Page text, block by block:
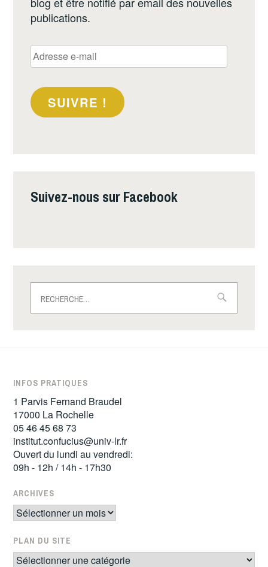
publications.
Adresse
e-
SUIVRE !
Suivez-nous sur Facebook
INFOS PRATIQUES
1 Parvis Fernand Braudel
17000 La Rochelle
05 46 45 68 73
institut.confucius@univ-lr.fr
Ouvert du lundi au vendredi:
09h - 12h / 14h - 17h30
ARCHIVES
Archives
PLAN DU SITE
Plan